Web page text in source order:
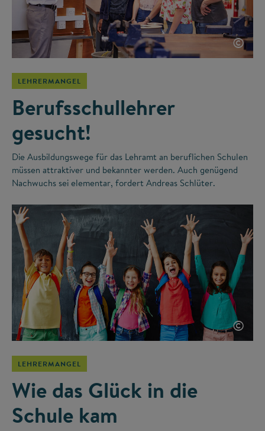
©
LEHRERMANGEL
Berufsschullehrer
gesucht!
Die Ausbildungswege für das Lehramt an beruflichen Schulen
müssen attraktiver und bekannter werden. Auch genügend
Nachwuchs sei elementar, fordert Andreas Schlüter.
©
LEHRERMANGEL
Wie das Glück in die
Schule kam